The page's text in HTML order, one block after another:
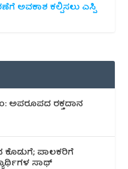
ಅವಕಾಶ ಕಲ್ಪಿಸಲು ಎಸ್ಪಿ
ಅಪರೂಪದ ರಕ್ತದಾನ
ಕೊಡುಗೆ; ಪಾಲಕರಿಗೆ
ಸಾಥ್